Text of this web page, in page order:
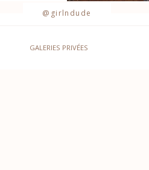
@girlndude
GALERIES PRIVÉES